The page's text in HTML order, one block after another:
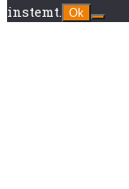
instemt.
Ok